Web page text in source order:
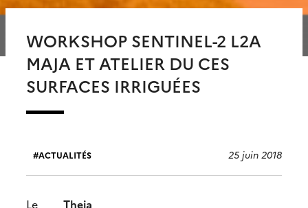
WORKSHOP SENTINEL-2 L2A
MAJA ET ATELIER DU CES
SURFACES IRRIGUÉES
ACTUALITÉS 25 juin 2018
Le Theia